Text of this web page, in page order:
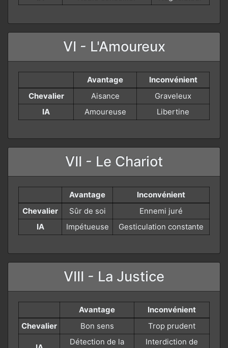
VI - L'Amoureux
Avantage
Inconvénient
Chevalier
Aisance
Graveleux
IA
Amoureuse Libertine
VII - Le Chariot
Avantage
Inconvénient
Chevalier
Sûr de soi
Ennemi juré
IA
Impétueuse Gesticulation constante
VIII - La Justice
Avantage
Inconvénient
Chevalier
Bon sens Trop prudent
Détection de la Interdiction de